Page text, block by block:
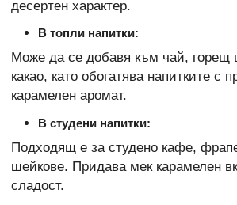
десертен характер.
В топли напитки:
Може да се добавя към чай, горещ
какао, като обогатява напитките с
карамелен аромат.
В студени напитки:
Подходящ е за студено кафе,
шейкове. Придава мек карамелен
сладост.